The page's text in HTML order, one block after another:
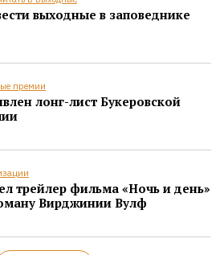
выходные в заповеднике
премии
лонг-лист Букеровской
трейлер фильма «Ночь и день»
Вирджинии Вулф